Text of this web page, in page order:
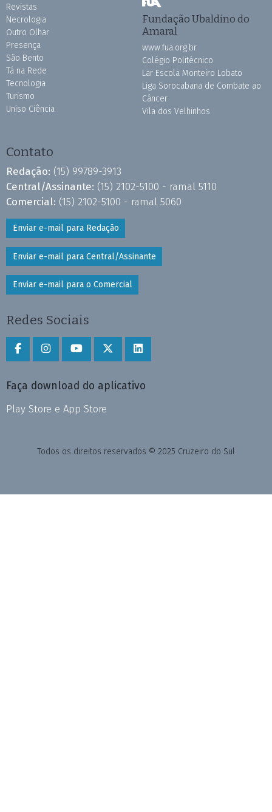
Revistas
Necrologia
Outro Olhar
Presença
São Bento
Tá na Rede
Tecnologia
Turismo
Uniso Ciência
Fundação Ubaldino do
Amaral
www.fua.org.br
Colégio Politécnico
Lar Escola Monteiro Lobato
Liga Sorocabana de Combate ao
Câncer
Vila dos Velhinhos
Contato
Redação: (15) 99789-3913
Central/Assinante: (15) 2102-5100 - ramal 5110
Comercial: (15) 2102-5100 - ramal 5060
Enviar e-mail para Redação
Enviar e-mail para Central/Assinante
Enviar e-mail para o Comercial
Redes Sociais
Faça download do aplicativo
Play Store e App Store
Todos os direitos reservados © 2025 Cruzeiro do Sul